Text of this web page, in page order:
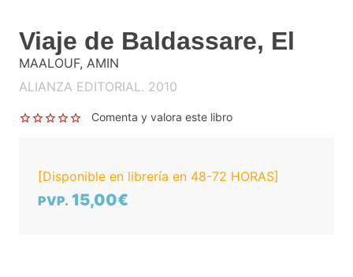
Viaje de Baldassare, El
MAALOUF, AMIN
ALIANZA EDITORIAL. 2010
Comenta y valora este libro
[Disponible en librería en 48-72 HORAS]
PVP. 15,00€